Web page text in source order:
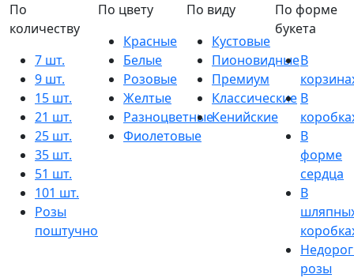
По
количеству
7 шт.
9 шт.
15 шт.
21 шт.
25 шт.
35 шт.
51 шт.
101 шт.
Розы
поштучно
По цвету
Красные
Белые
Розовые
Желтые
Разноцветные
Фиолетовые
По виду
Кустовые
Пионовидные
Премиум
Классические
Кенийские
По форме
букета
В
В
В
форме
сердца
В
розы